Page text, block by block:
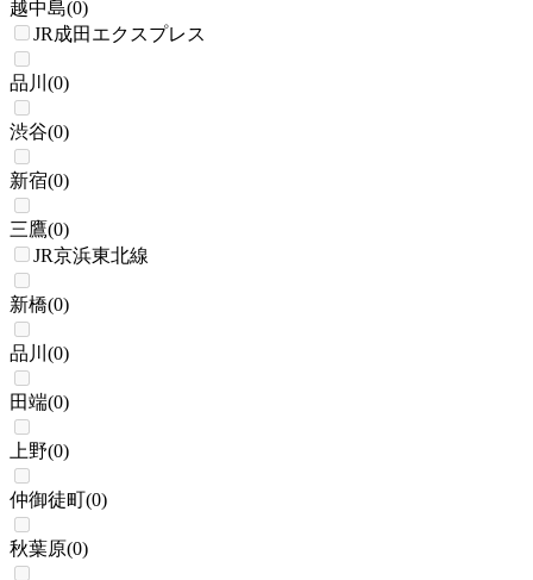
越中島(0)
JR成田エクスプレス
品川 (0)
渋谷(0)
新宿(0)
三鷹(0)
JR京浜東北線
新橋(0)
品川 (0)
田端(0)
上野(0)
仲御徒町(0)
秋葉原(0)